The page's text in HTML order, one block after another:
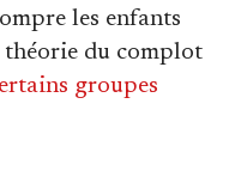
les enfants
théorie du complot
groupes